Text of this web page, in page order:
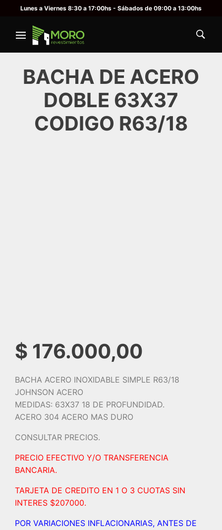
Lunes a Viernes 8:30 a 17:00hs - Sábados de 09:00 a 13:00hs
BACHA DE ACERO
DOBLE 63X37
CODIGO R63/18
$ 176.000,00
BACHA ACERO INOXIDABLE SIMPLE R63/18
JOHNSON ACERO
MEDIDAS: 63X37 18 DE PROFUNDIDAD.
ACERO 304 ACERO MAS DURO
CONSULTAR PRECIOS.
PRECIO EFECTIVO Y/O TRANSFERENCIA
BANCARIA.
TARJETA DE CREDITO EN 1 O 3 CUOTAS SIN
INTERES $207000.
POR VARIACIONES INFLACIONARIAS, ANTES DE